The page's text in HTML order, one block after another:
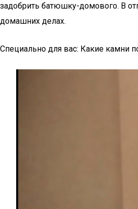
задобрить батюшку-домового. В
домашних делах.
Специально для вас: Какие камни